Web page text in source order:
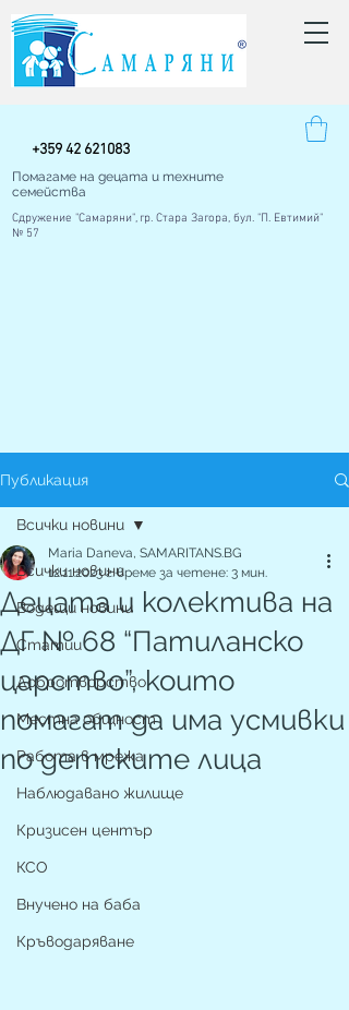
Помагаме на децата и техните
семейства
Сдружение "Самаряни", гр. Стара Загора, бул. "П. Евтимий"
№ 57
+359 42 621083
Публикация
Всички новини
Водещи новини
Статии
Добротворство
Местна общност
Работа в мрежа
Наблюдавано жилище
Кризисен център
КСО
Внучено на баба
Кръводаряване
Всички новини
Децата и колектива на
ДГ № 68 “Патиланско
царство”, които
помагат да има усмивки
по детските лица
Maria Daneva, SAMARITANS.BG
12.11.2023 г.време за четене: 3 мин.